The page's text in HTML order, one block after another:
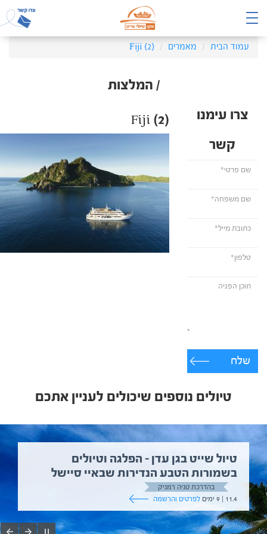
עמוד הבית מאמרים Fiji (2)
/ המלצות
צרו עימנו
קשר
שלח
Fiji (2)
טיולים נוספים שיכולים לעניין אתכם
טיול שייט בגן עדן – הפלגה וטיולים
בשמורות הטבע הנדירות שבאיי סיישל
בהדרכת טניה רמניק
11.4 | 9 ימים
לפרטים והרשמה